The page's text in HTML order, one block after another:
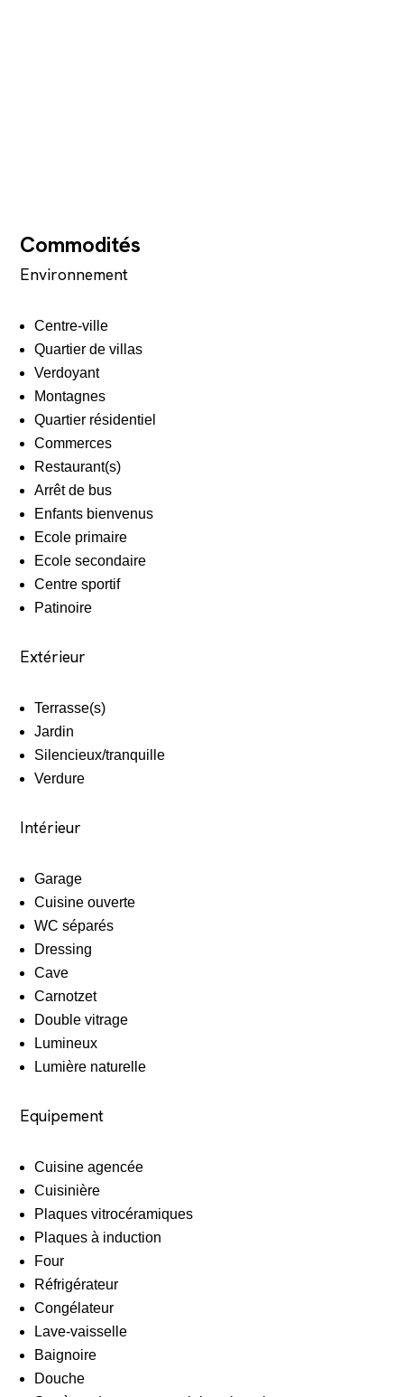
Commodités
Environnement
Centre-ville
Quartier de villas
Verdoyant
Montagnes
Quartier résidentiel
Commerces
Restaurant(s)
Arrêt de bus
Enfants bienvenus
Ecole primaire
Ecole secondaire
Centre sportif
Patinoire
Extérieur
Terrasse(s)
Jardin
Silencieux/tranquille
Verdure
Intérieur
Garage
Cuisine ouverte
WC séparés
Dressing
Cave
Carnotzet
Double vitrage
Lumineux
Lumière naturelle
Equipement
Cuisine agencée
Cuisinière
Plaques vitrocéramiques
Plaques à induction
Four
Réfrigérateur
Congélateur
Lave-vaisselle
Baignoire
Douche